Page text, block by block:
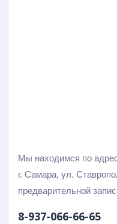
Мы находимся по
г. Самара, ул.
предварительной
8-937-066-66-65